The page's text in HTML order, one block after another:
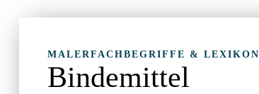
MALERFACHBEGRIFFE & LEXIKON
Bindemittel